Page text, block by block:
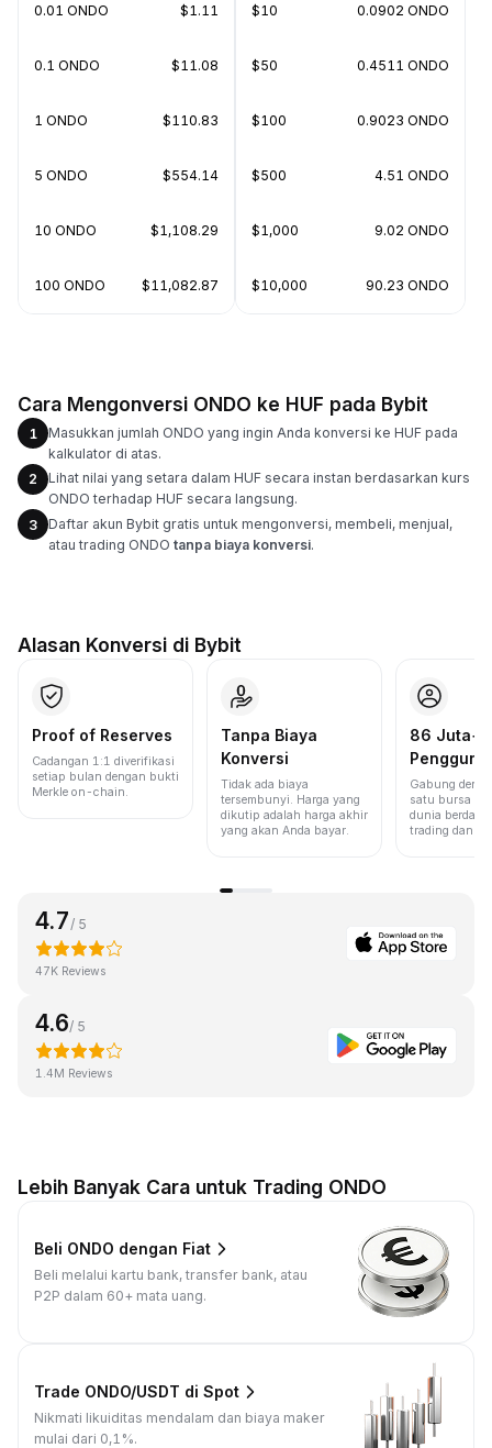
0.01 ONDO $1.11
0.1 ONDO $11.08
1 ONDO $110.83
5 ONDO $554.14
10 ONDO $1,108.29
100 ONDO $11,082.87
$10 0.0902 ONDO
$50 0.4511 ONDO
$100 0.9023 ONDO
$500 4.51 ONDO
$1,000 9.02 ONDO
$10,000 90.23 ONDO
Cara Mengonversi ONDO ke HUF pada Bybit
1
Masukkan jumlah ONDO yang ingin Anda konversi ke HUF pada
kalkulator di atas.
2
Lihat nilai yang setara dalam HUF secara instan berdasarkan kurs
ONDO terhadap HUF secara langsung.
3
Daftar akun Bybit gratis untuk mengonversi, membeli, menjual,
atau trading ONDO tanpa biaya konversi.
Alasan Konversi di Bybit
Proof of Reserves
Cadangan 1:1 diverifikasi
setiap bulan dengan bukti
Merkle on-chain.
Tanpa Biaya
Konversi
Tidak ada biaya
tersembunyi. Harga yang
dikutip adalah harga akhir
yang akan Anda bayar.
86 Juta+
Pengguna
Gabung
satu bursa
dunia
trading dan
4.7 / 5
47K Reviews
4.6/ 5
1.4M Reviews
Lebih Banyak Cara untuk Trading ONDO
Beli ONDO dengan Fiat
Beli melalui kartu bank, transfer bank, atau
P2P dalam 60+ mata uang.
Trade ONDO/USDT di Spot
Nikmati likuiditas mendalam dan biaya maker
mulai dari 0,1%.